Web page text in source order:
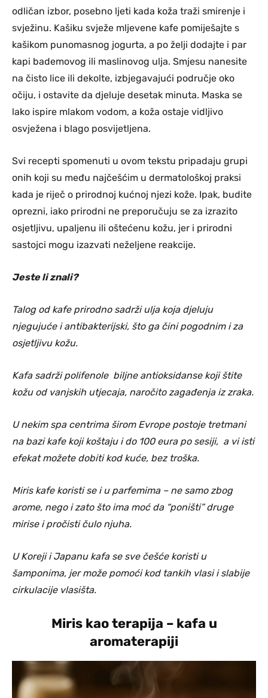
odličan izbor, posebno ljeti kada koža traži smirenje i
svježinu. Kašiku svježe mljevene kafe pomiješajte s
kašikom punomasnog jogurta, a po želji dodajte i par
kapi bademovog ili maslinovog ulja. Smjesu nanesite
na čisto lice ili dekolte, izbjegavajući područje oko
očiju, i ostavite da djeluje desetak minuta. Maska se
lako ispire mlakom vodom, a koža ostaje vidljivo
osvježena i blago posvijetljena.
Svi recepti spomenuti u ovom tekstu pripadaju grupi
onih koji su među najčešćim u dermatološkoj praksi
kada je riječ o prirodnoj kućnoj njezi kože. Ipak, budite
oprezni, iako prirodni ne preporučuju se za izrazito
osjetljivu, upaljenu ili oštećenu kožu, jer i prirodni
sastojci mogu izazvati neželjene reakcije.
Jeste li znali?
Talog od kafe prirodno sadrži ulja koja djeluju
njegujuće i antibakterijski, što ga čini pogodnim i za
osjetljivu kožu.
Kafa sadrži polifenole biljne antioksidanse koji štite
kožu od vanjskih utjecaja, naročito zagađenja iz zraka.
U nekim spa centrima širom Evrope postoje tretmani
na bazi kafe koji koštaju i do 100 eura po sesiji, a vi isti
efekat možete dobiti kod kuće, bez troška.
Miris kafe koristi se i u parfemima – ne samo zbog
arome, nego i zato što ima moć da “poništi” druge
mirise i pročisti čulo njuha.
U Koreji i Japanu kafa se sve češće koristi u
šamponima, jer može pomoći kod tankih vlasi i slabije
cirkulacije vlasišta.
Miris kao terapija – kafa u
aromaterapiji